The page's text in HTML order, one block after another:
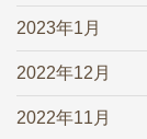
2023年1月
2022年12月
2022年11月